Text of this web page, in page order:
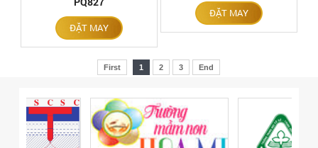
ĐẶT MAY
ĐẶT MAY
First 1 2 3 End